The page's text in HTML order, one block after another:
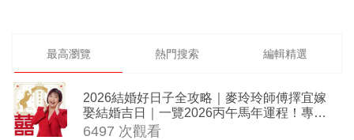
最高瀏覽 熱門搜索 編輯精選
2026結婚好日子全攻略｜麥玲玲師傅擇宜嫁
娶結婚吉日｜一覽2026丙午馬年運程！專業
擇日結婚+避開沖煞生肖指南
6497 次觀看